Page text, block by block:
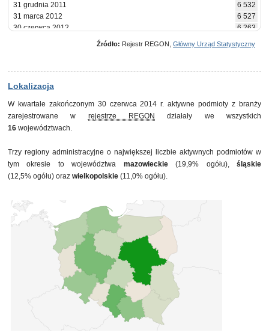
31 grudnia 2011
6 532
31 marca 2012
6 527
30 czerwca 2012
6 263
30 czerwca 2013
6 876
30 września 2013
31 marca 2014
7 713
30 czerwca 2014
7 433
Źródło: Rejestr REGON, Główny Urząd Statystyczny
Lokalizacja
W kwartale zakończonym 30 czerwca 2014 r. aktywne podmioty z branży
zarejestrowane w rejestrze REGON
działały we wszystkich
16 województwach.
Trzy regiony administracyjne o największej liczbie aktywnych podmiotów w
tym okresie to województwa mazowieckie(19,9% ogółu),śląskie
(12,5% ogółu) oraz wielkopolskie (11,0% ogółu).